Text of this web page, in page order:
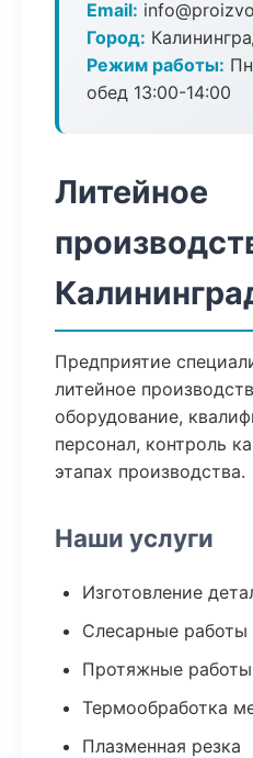
Email:
Город:
Режим работы:
обед 13:00-14:00
Литейное
Предприятие
литейное
оборудование,
персонал, контроль
этапах производства.
Наши услуги
Изготовление
Слесарные работы
Протяжные работы
Термообработка
Плазменная резка